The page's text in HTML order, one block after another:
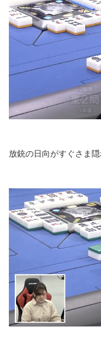
放銃の日向がすぐさま